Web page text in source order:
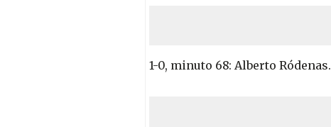
1-0, minuto 68: Alberto Ródenas.